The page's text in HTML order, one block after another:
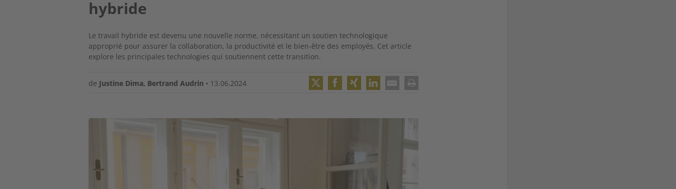
hybride
Le travail hybride est devenu une nouvelle norme, nécessitant un soutien technologique
approprié pour assurer la collaboration, la productivité et le bien-être des employés. Cet article
explore les principales technologies qui soutiennent cette transition.
de Justine Dima, Bertrand Audrin • 13.06.2024